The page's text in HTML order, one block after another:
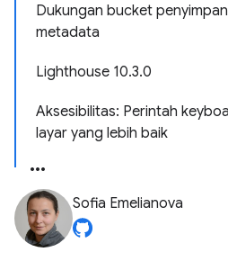
Dukungan bucket
metadata
Lighthouse 10.3.0
Aksesibilitas: Perintah
layar yang lebih baik
Sofia Emelianova